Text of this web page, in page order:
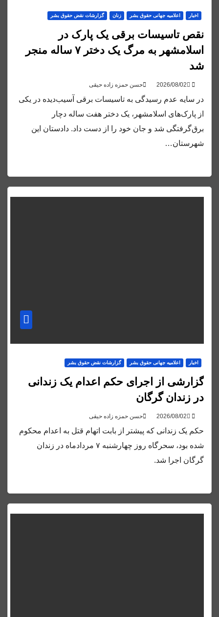
اخبار اعلاميه جهانی حقوق بشر زنان گزارشات نقض حقوق بشر
نقص تاسیسات برقی یک پارک در
اسلامشهر به مرگ یک دختر ۷ ساله منجر
شد
حسن حمزه زاده حیقی
در سایه عدم رسیدگی به تاسیسات برقی آسیب‌دیده در یکی
از پارک‌های اسلامشهر، یک دختر هفت‌ ساله دچار
برق‌گرفتگی شد و جان خود را از دست داد. دادستان این
شهرستان…
اخبار اعلاميه جهانی حقوق بشر گزارشات نقض حقوق بشر
گزارشی از اجرای حکم اعدام یک زندانی
در زندان گرگان
حسن حمزه زاده حیقی
حکم یک زندانی که پیشتر از بابت اتهام قتل به اعدام محکوم
شده بود، سحرگاه روز چهارشنبه ۷ مردادماه در زندان
گرگان اجرا شد.